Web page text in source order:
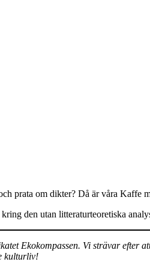
prata om dikter? Då är våra Kaffe
den utan litteraturteoretiska
Ekokompassen. Vi strävar efter
kulturliv!